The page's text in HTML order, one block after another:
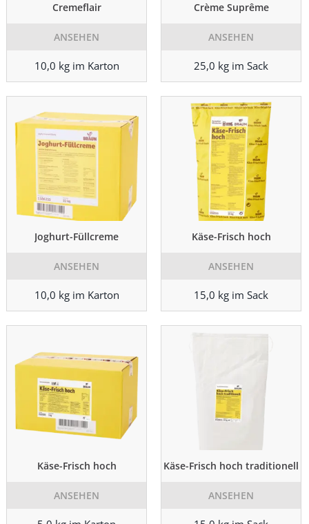
Cremeflair
ANSEHEN
10,0 kg im Karton
Crème Suprême
ANSEHEN
25,0 kg im Sack
Joghurt-Füllcreme
ANSEHEN
10,0 kg im Karton
Käse-Frisch hoch
ANSEHEN
15,0 kg im Sack
Käse-Frisch hoch
ANSEHEN
Käse-Frisch hoch traditionell
ANSEHEN